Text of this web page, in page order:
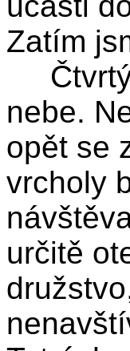
Zatím
Čtvrtý
nebe.
opět se
vrcholy
určitě